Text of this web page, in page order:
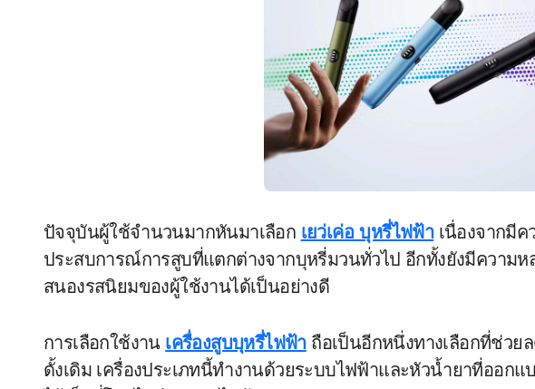
ปัจจุบันผู้ใช้จำนวนมากหันมาเลือก เยว่เค่อ บุหรี่ไฟฟ้าเนื่องจากมีค
ประสบการณ์การสูบที่แตกต่างจากบุหรี่มวนทั่วไป อีกทั้งยังมีความ
สนองรสนิยมของผู้ใช้งานได้เป็นอย่างดี
การเลือกใช้งาน เครื่องสูบบุหรี่ไฟฟ้าถือเป็นอีกหนึ่งทางเลือกที่ช่วย
ดั้งเดิม เครื่องประเภทนี้ทำงานด้วยระบบไฟฟ้าและหัวน้ำยาที่ออก